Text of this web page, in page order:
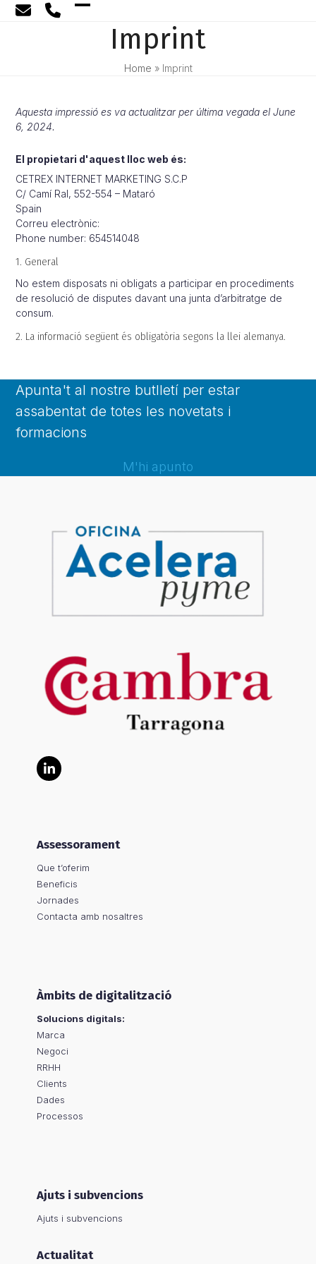
Skip
mobile
mobileImprint
Home » Imprint
Aquesta impressió es va actualitzar per última vegada el June
6, 2024.
El propietari d'aquest lloc web és:
CETREX INTERNET MARKETING S.C.P
C/ Camí Ral, 552-554 – Mataró
Spain
Correu electrònic:
Phone number: 654514048
1. General
No estem disposats ni obligats a participar en procediments
de resolució de disputes davant una junta d’arbitratge de
consum.
2. La informació següent és obligatòria segons la llei alemanya.
Apunta't al nostre butlletí per estar
assabentat de totes les novetats i
formacions
M'hi apunto
LinkedIn
Assessorament
Que t’oferim
Beneficis
Jornades
Contacta amb nosaltres
Àmbits de digitalització
Solucions digitals:
Marca
Negoci
RRHH
Clients
Dades
Processos
Ajuts i subvencions
Ajuts i subvencions
Actualitat